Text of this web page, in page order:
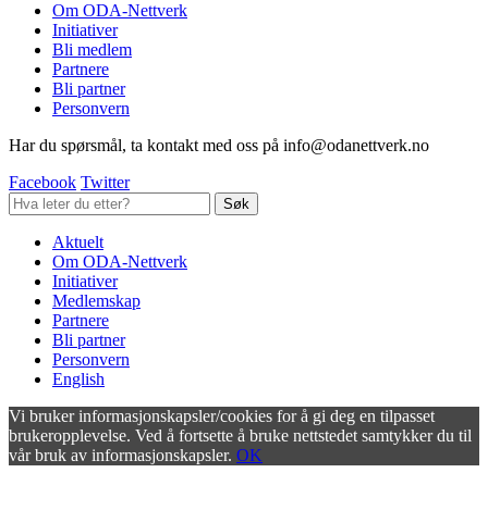
Om ODA-Nettverk
Initiativer
Bli medlem
Partnere
Bli partner
Personvern
Har du spørsmål, ta kontakt med oss på info@odanettverk.no
Facebook Twitter
Aktuelt
Om ODA-Nettverk
Initiativer
Medlemskap
Partnere
Bli partner
Personvern
English
Vi bruker informasjonskapsler/cookies for å gi deg en tilpasset
brukeropplevelse. Ved å fortsette å bruke nettstedet samtykker du til
vår bruk av informasjonskapsler. OK